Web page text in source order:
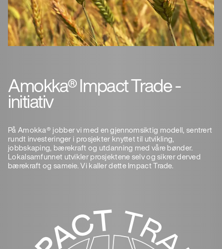
Amokka® Impact Trade -
initiativ
På Amokka® jobber vi med en gjennomsiktig modell, sentrert
rundt investeringer i prosjekter knyttet til utvikling,
jobbskaping, bærekraft og utdanning med våre bønder.
Lokalsamfunnet utvikler prosjektene selv og sikrer derved
bærekraft og sameie. Vi kaller dette Impact Trade.